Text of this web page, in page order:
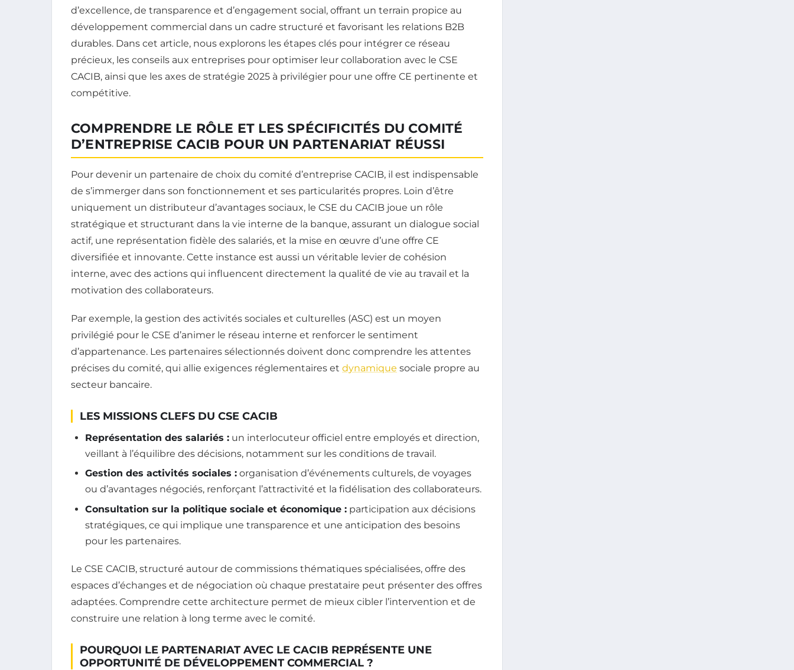
d’excellence, de transparence et d’engagement social, offrant un terrain propice au
développement commercial dans un cadre structuré et favorisant les relations B2B
durables. Dans cet article, nous explorons les étapes clés pour intégrer ce réseau
précieux, les conseils aux entreprises pour optimiser leur collaboration avec le CSE
CACIB, ainsi que les axes de stratégie 2025 à privilégier pour une offre CE pertinente et
compétitive.
COMPRENDRE LE RÔLE ET LES SPÉCIFICITÉS DU COMITÉ
D’ENTREPRISE CACIB POUR UN PARTENARIAT RÉUSSI
Pour devenir un partenaire de choix du comité d’entreprise CACIB, il est indispensable
de s’immerger dans son fonctionnement et ses particularités propres. Loin d’être
uniquement un distributeur d’avantages sociaux, le CSE du CACIB joue un rôle
stratégique et structurant dans la vie interne de la banque, assurant un dialogue social
actif, une représentation fidèle des salariés, et la mise en œuvre d’une offre CE
diversifiée et innovante. Cette instance est aussi un véritable levier de cohésion
interne, avec des actions qui influencent directement la qualité de vie au travail et la
motivation des collaborateurs.
Par exemple, la gestion des activités sociales et culturelles (ASC) est un moyen
privilégié pour le CSE d’animer le réseau interne et renforcer le sentiment
d’appartenance. Les partenaires sélectionnés doivent donc comprendre les attentes
précises du comité, qui allie exigences réglementaires et dynamique sociale propre au
secteur bancaire.
LES MISSIONS CLEFS DU CSE CACIB
Représentation des salariés : un interlocuteur officiel entre employés et direction,
veillant à l’équilibre des décisions, notamment sur les conditions de travail.
Gestion des activités sociales : organisation d’événements culturels, de voyages
ou d’avantages négociés, renforçant l’attractivité et la fidélisation des collaborateurs.
Consultation sur la politique sociale et économique : participation aux décisions
stratégiques, ce qui implique une transparence et une anticipation des besoins
pour les partenaires.
Le CSE CACIB, structuré autour de commissions thématiques spécialisées, offre des
espaces d’échanges et de négociation où chaque prestataire peut présenter des offres
adaptées. Comprendre cette architecture permet de mieux cibler l’intervention et de
construire une relation à long terme avec le comité.
POURQUOI LE PARTENARIAT AVEC LE CACIB REPRÉSENTE UNE
OPPORTUNITÉ DE DÉVELOPPEMENT COMMERCIAL ?